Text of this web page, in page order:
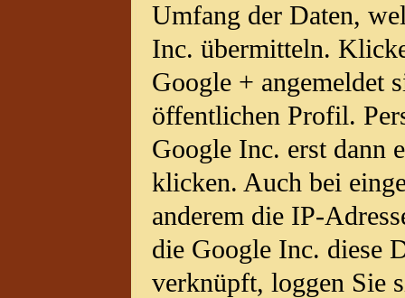
Umfang der Daten,
Inc. übermitteln.
Google + angemeldet
öffentlichen Profil.
Google Inc. erst dann
klicken. Auch bei
anderem die IP-
die Google Inc. diese
verknüpft, loggen Sie